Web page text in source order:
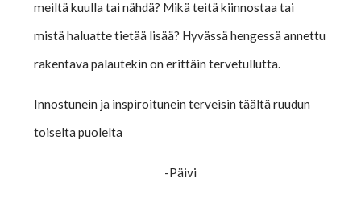
meiltä kuulla tai nähdä? Mikä teitä kiinnostaa tai
mistä haluatte tietää lisää? Hyvässä hengessä annettu
rakentava palautekin on erittäin tervetullutta.
Innostunein ja inspiroitunein terveisin täältä ruudun
toiselta puolelta
-Päivi